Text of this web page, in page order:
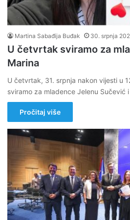
Martina Sabađija Buđak 30. srpnja
U četvrtak sviramo za
Marina
U četvrtak, 31. srpnja nakon vijesti u
sviramo za mladence Jelenu Sučević
Pročitaj više